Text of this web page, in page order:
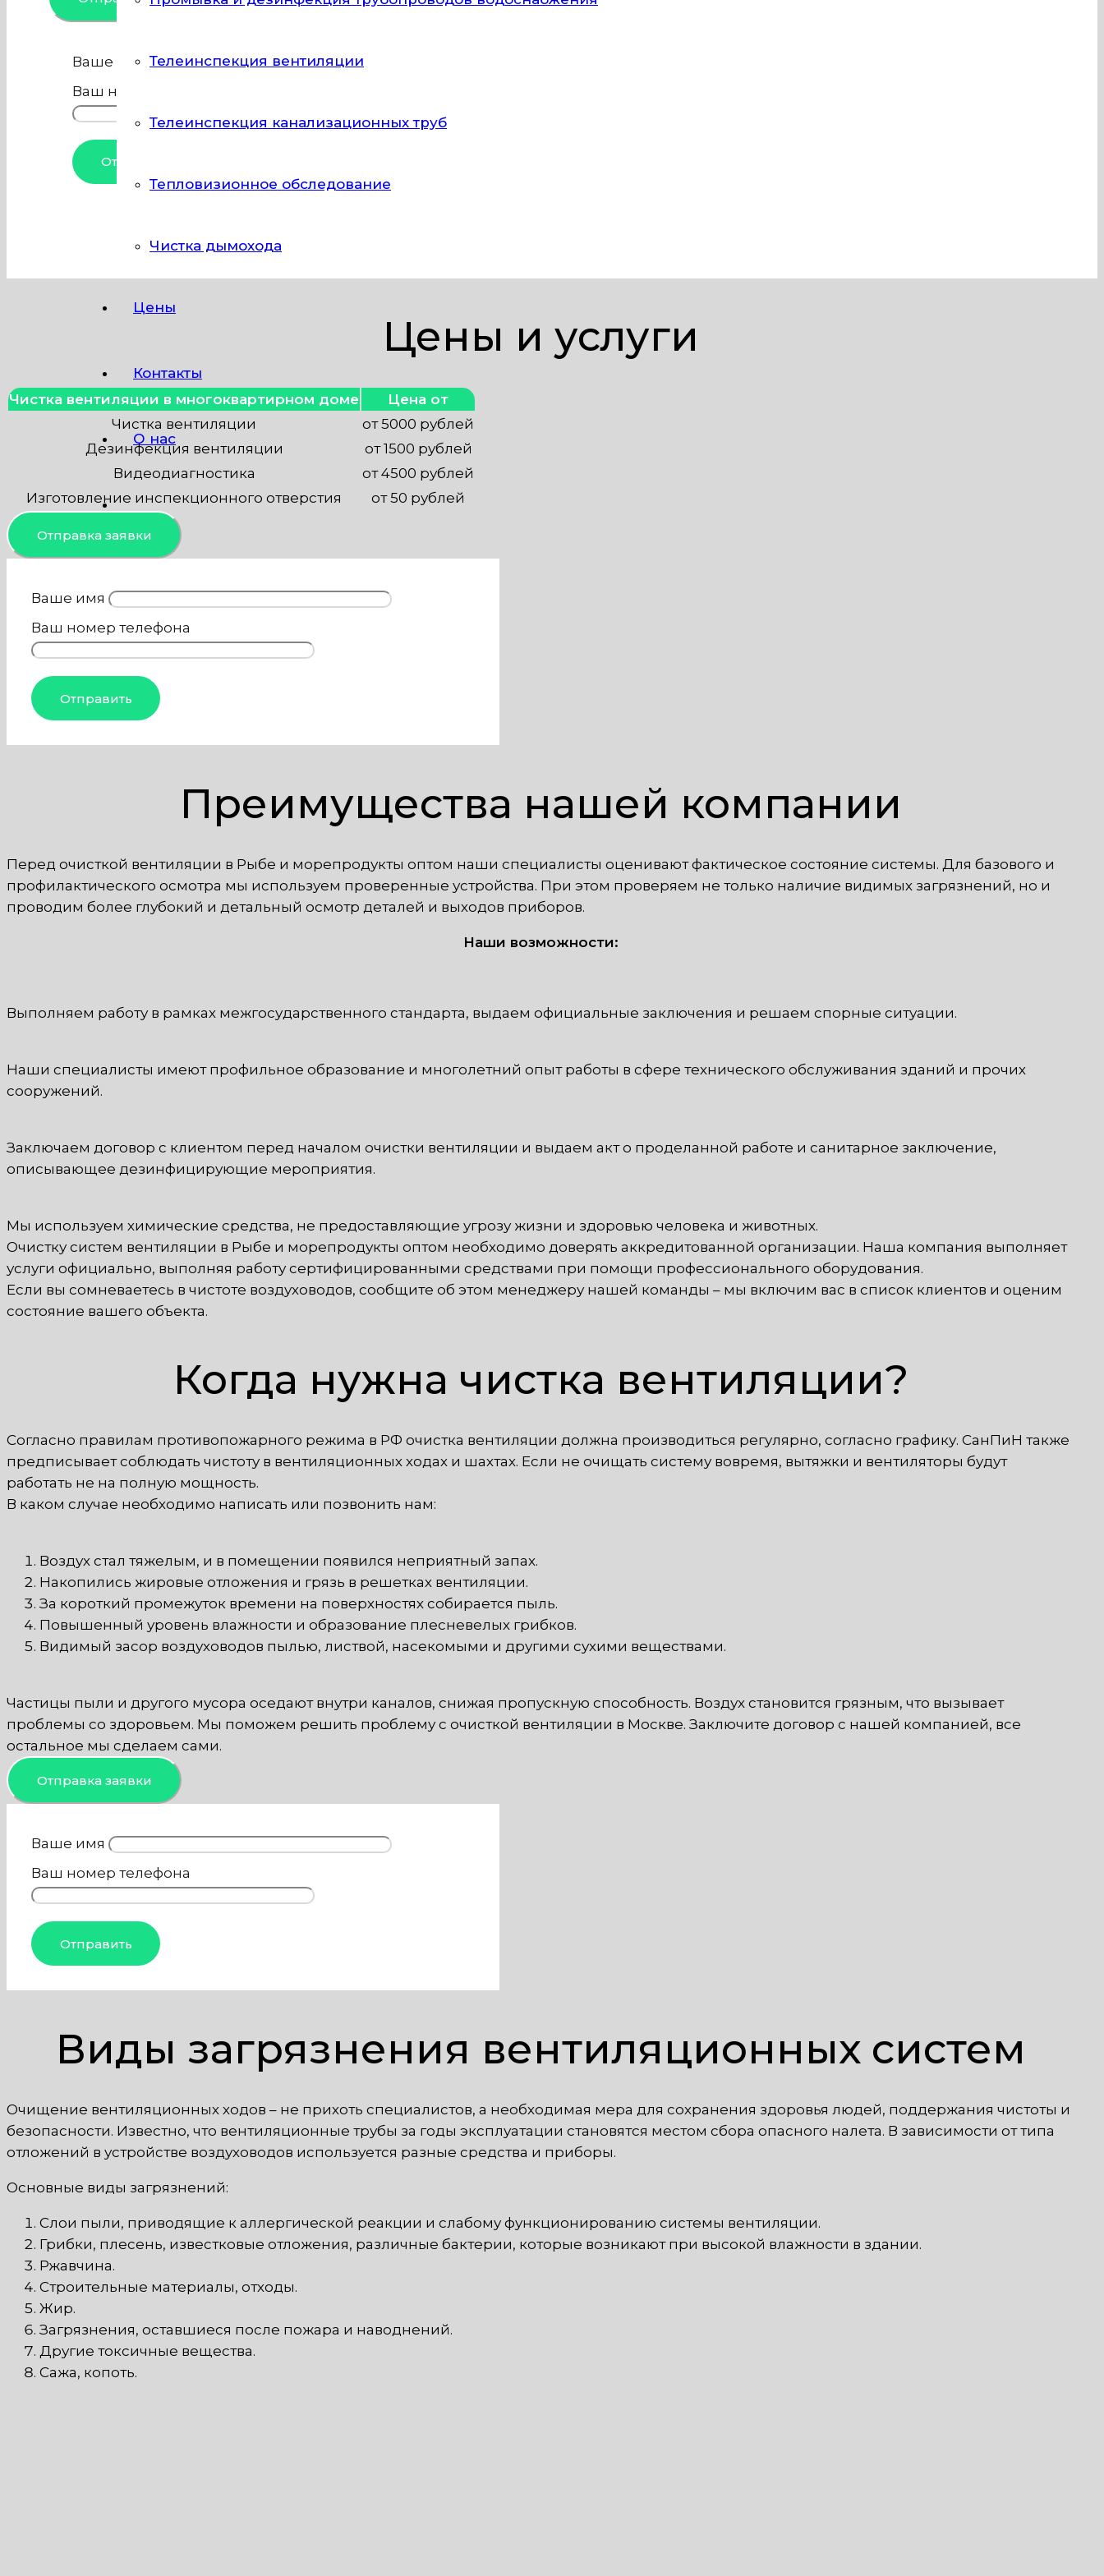
Телеинспекция вентиляции
Телеинспекция канализационных труб
Тепловизионное обследование
Чистка дымохода
Цены
Контакты
О нас
Ваше имя
Ваш номер телефона
Цены и услуги
Чистка вентиляции в многоквартирном доме
Цена от
Чистка вентиляции
от 5000 рублей
Дезинфекция вентиляции
от 1500 рублей
Видеодиагностика
от 4500 рублей
Изготовление инспекционного отверстия
от 50 рублей
Отправка заявки
Ваше имя
Ваш номер телефона
Преимущества нашей компании
Перед очисткой вентиляции в Рыбе и морепродукты оптом наши специалисты оценивают фактическое состояние системы. Для базового и
профилактического осмотра мы используем проверенные устройства. При этом проверяем не только наличие видимых загрязнений, но и
проводим более глубокий и детальный осмотр деталей и выходов приборов.
Наши возможности:
Выполняем работу в рамках межгосударственного стандарта, выдаем официальные заключения и решаем спорные ситуации.
Наши специалисты имеют профильное образование и многолетний опыт работы в сфере технического обслуживания зданий и прочих
сооружений.
Заключаем договор с клиентом перед началом очистки вентиляции и выдаем акт о проделанной работе и санитарное заключение,
описывающее дезинфицирующие мероприятия.
Мы используем химические средства, не предоставляющие угрозу жизни и здоровью человека и животных.
Очистку систем вентиляции в Рыбе и морепродукты оптом необходимо доверять аккредитованной организации. Наша компания выполняет
услуги официально, выполняя работу сертифицированными средствами при помощи профессионального оборудования.
Если вы сомневаетесь в чистоте воздуховодов, сообщите об этом менеджеру нашей команды – мы включим вас в список клиентов и оценим
состояние вашего объекта.
Когда нужна чистка вентиляции?
Согласно правилам противопожарного режима в РФ очистка вентиляции должна производиться регулярно, согласно графику. СанПиН также
предписывает соблюдать чистоту в вентиляционных ходах и шахтах. Если не очищать систему вовремя, вытяжки и вентиляторы будут
работать не на полную мощность.
В каком случае необходимо написать или позвонить нам:
Воздух стал тяжелым, и в помещении появился неприятный запах.
Накопились жировые отложения и грязь в решетках вентиляции.
За короткий промежуток времени на поверхностях собирается пыль.
Повышенный уровень влажности и образование плесневелых грибков.
Видимый засор воздуховодов пылью, листвой, насекомыми и другими сухими веществами.
Частицы пыли и другого мусора оседают внутри каналов, снижая пропускную способность. Воздух становится грязным, что вызывает
проблемы со здоровьем. Мы поможем решить проблему с очисткой вентиляции в Москве. Заключите договор с нашей компанией, все
остальное мы сделаем сами.
Отправка заявки
Ваше имя
Ваш номер телефона
Виды загрязнения вентиляционных систем
Очищение вентиляционных ходов – не прихоть специалистов, а необходимая мера для сохранения здоровья людей, поддержания чистоты и
безопасности. Известно, что вентиляционные трубы за годы эксплуатации становятся местом сбора опасного налета. В зависимости от типа
отложений в устройстве воздуховодов используется разные средства и приборы.
Основные виды загрязнений:
Слои пыли, приводящие к аллергической реакции и слабому функционированию системы вентиляции.
Грибки, плесень, известковые отложения, различные бактерии, которые возникают при высокой влажности в здании.
Ржавчина.
Строительные материалы, отходы.
Жир.
Загрязнения, оставшиеся после пожара и наводнений.
Другие токсичные вещества.
Сажа, копоть.